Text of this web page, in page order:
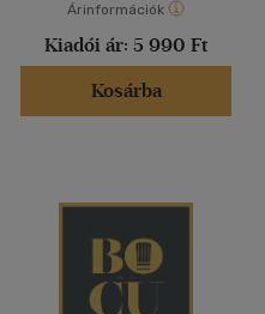
Árinformációk
Kiadói ár: 5 990 Ft
Kosárba